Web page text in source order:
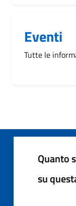
Eventi
Tutte le
Quanto
su